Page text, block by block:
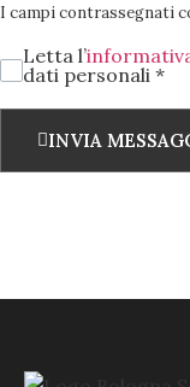
I campi contrassegnati
Letta l’
dati personali *
INVIA